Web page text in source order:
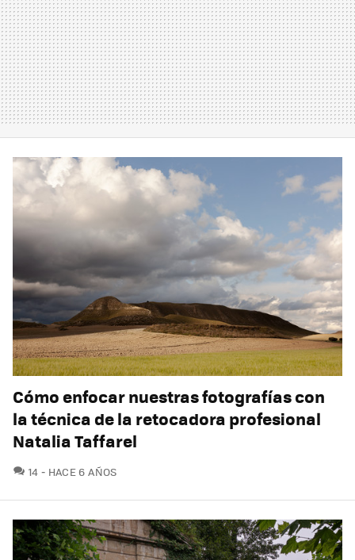
Cómo enfocar nuestras fotografías con
la técnica de la retocadora profesional
Natalia Taffarel
14 COMENTARIOS
HACE 6 AÑOS